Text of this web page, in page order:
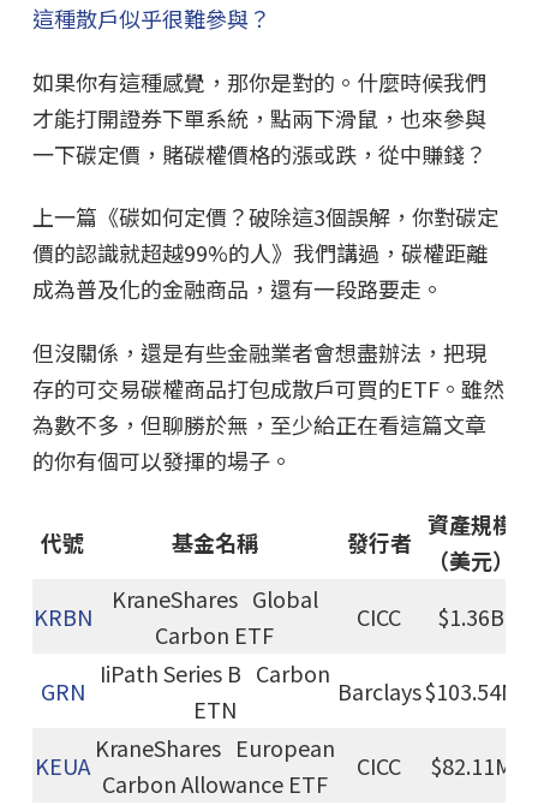
這種散戶似乎很難參與？
如果你有這種感覺，那你是對的。什麼時候我們
才能打開證券下單系統，點兩下滑鼠，也來參與
一下碳定價，賭碳權價格的漲或跌，從中賺錢？
上一篇《碳如何定價？破除這3個誤解，你對碳定
價的認識就超越99%的人》我們講過，碳權距離
成為普及化的金融商品，還有一段路要走。
但沒關係，還是有些金融業者會想盡辦法，把現
存的可交易碳權商品打包成散戶可買的ETF。雖然
為數不多，但聊勝於無，至少給正在看這篇文章
的你有個可以發揮的場子。
代號 基金名稱 發行者
資產規模
（美元）
KRBN
KraneShares Global
Carbon ETF
CICC $1.36B
GRN
IiPath Series B Carbon
ETN
Barclays$103.54M
KEUA
KraneShares European
Carbon Allowance ETF
CICC $82.11M